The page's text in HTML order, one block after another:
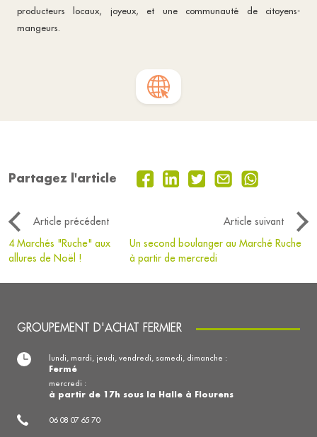
producteurs locaux, joyeux, et une communauté de citoyens-
mangeurs.
Partagez l'article
Article précédent
Article suivant
4 Marchés "Ruche" aux
allures de Noël !
Un second boulanger au Marché Ruche
à partir de mercredi
GROUPEMENT D'ACHAT FERMIER
06 08 07 65 70
lundi, mardi, jeudi, vendredi, samedi, dimanche :
Fermé
mercredi :
à partir de 17h sous la Halle à Flourens